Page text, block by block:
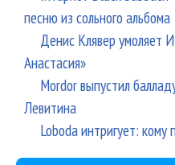
песню из сольного альбома
Денис Клявер умоляет
Анастасия»
Mordor выпустил
Левитина
Loboda интригует: